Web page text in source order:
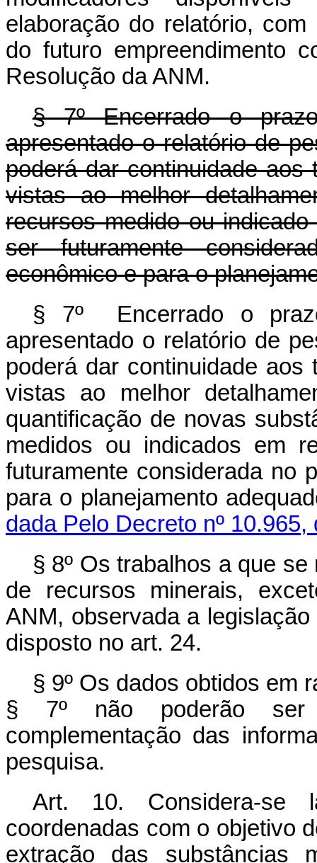
elaboração do relatório,
do futuro empreendimento
Resolução da ANM.
§ 7º Encerrado o
apresentado o relatório de
poderá dar continuidade
vistas ao melhor
recursos medido ou
ser futuramente
econômico e para o
§ 7º Encerrado o
apresentado o relatório de
poderá dar continuidade
vistas ao melhor
quantificação de novas
medidos ou indicados em
futuramente considerada no
para o planejamento
dada Pelo Decreto nº 10.965,
§ 8º Os trabalhos a que
de recursos minerais,
ANM, observada a
disposto no art. 24.
§ 9º Os dados obtidos em
§ 7º não poderão ser
complementação das
pesquisa.
Art. 10. Considera-se
coordenadas com o objetivo
extração das substâncias